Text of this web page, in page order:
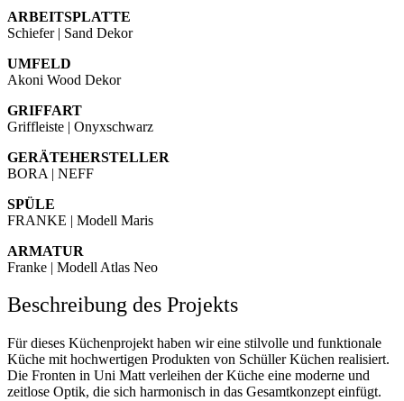
ARBEITSPLATTE
Schiefer | Sand Dekor
UMFELD
Akoni Wood Dekor
GRIFFART
Griffleiste | Onyxschwarz
GERÄTEHERSTELLER
BORA | NEFF
SPÜLE
FRANKE | Modell Maris
ARMATUR
Franke | Modell Atlas Neo
Beschreibung des Projekts
Für dieses Küchenprojekt haben wir eine stilvolle und funktionale
Küche mit hochwertigen Produkten von Schüller Küchen realisiert.
Die Fronten in Uni Matt verleihen der Küche eine moderne und
zeitlose Optik, die sich harmonisch in das Gesamtkonzept einfügt.